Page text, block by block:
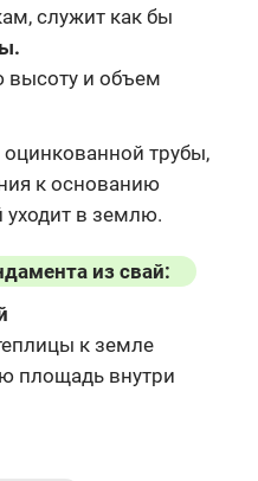
служит как бы
и объем
трубы,
к основанию
уходит в землю.
из свай:
к земле
площадь внутри